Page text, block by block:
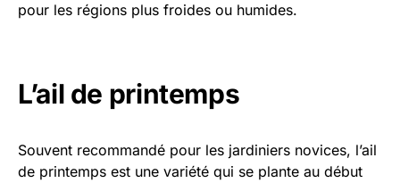
pour les régions plus froides ou humides.
L’ail de printemps
Souvent recommandé pour les jardiniers novices, l’ail
de printemps est une variété qui se plante au début